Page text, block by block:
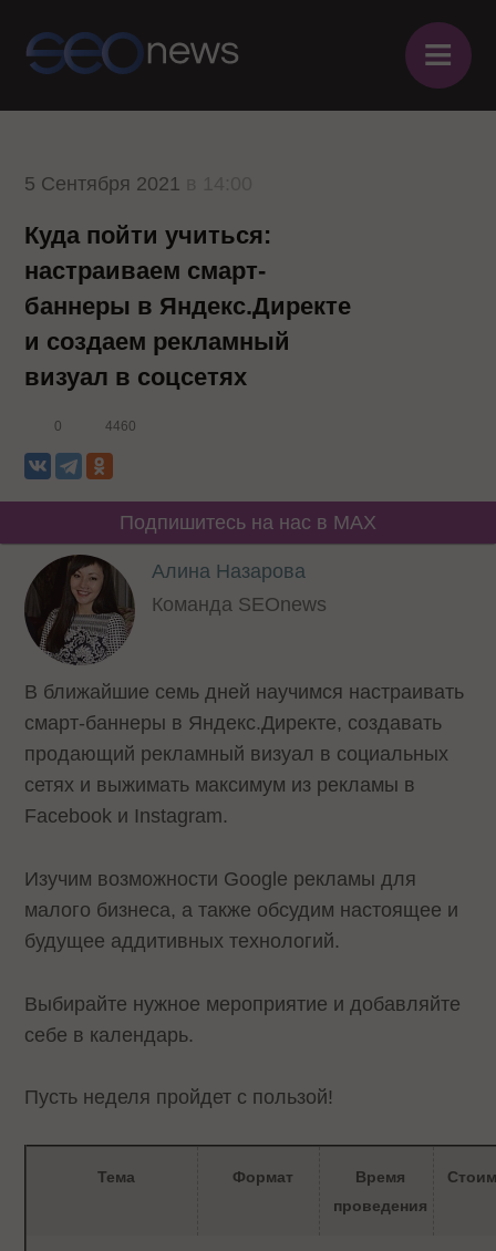
≡
5 Сентября 2021
Куда пойти учиться:
настраиваем смарт-
баннеры в Яндекс.Директе
и создаем рекламный
визуал в соцсетях
0 4460
Подпишитесь на нас в MAX
Алина Назарова
Команда SEOnews
В ближайшие семь дней научимся настраивать
смарт-баннеры в Яндекс.Директе, создавать
продающий рекламный визуал в социальных
сетях и выжимать максимум из рекламы в
Facebook и Instagram.
Изучим возможности Google рекламы для
малого бизнеса, а также обсудим настоящее и
будущее аддитивных технологий.
Выбирайте нужное мероприятие и добавляйте
себе в календарь.
Пусть неделя пройдет с пользой!
Тема Формат
Время
проведения